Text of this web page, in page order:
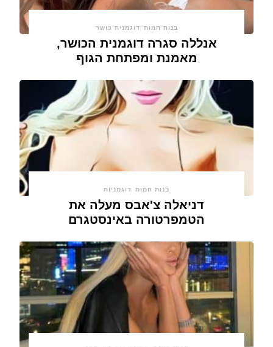
בנות חמות דוגמנית כושר
אנללה סגרה דוגמנית הכושר,
מאמנת ומפתחת הגוף
בנות חמות דוגמניות
דניאלה צ'אבס מעלה את
הטמפרטורה באינסטגרם